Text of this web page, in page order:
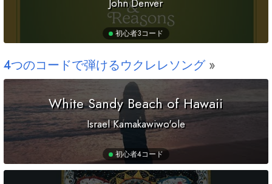
John Denver
初心者3コード
4つのコードで弾けるウクレレソング
White Sandy Beach of Hawaii
Israel Kamakawiwo'ole
初心者4コード